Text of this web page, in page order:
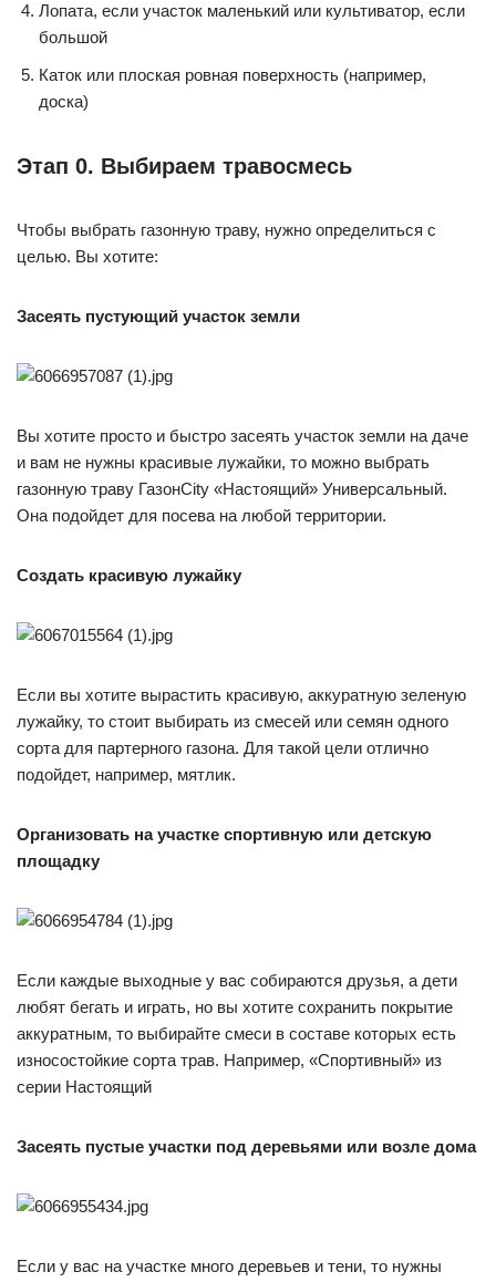
Лопата, если участок маленький или культиватор, если
большой
Каток или плоская ровная поверхность (например,
доска)
Этап 0. Выбираем травосмесь
Чтобы выбрать газонную траву, нужно определиться с
целью. Вы хотите:
Засеять пустующий участок земли
Вы хотите просто и быстро засеять участок земли на даче
и вам не нужны красивые лужайки, то можно выбрать
газонную траву ГазонCity «Настоящий» Универсальный.
Она подойдет для посева на любой территории.
Создать красивую лужайку
Если вы хотите вырастить красивую, аккуратную зеленую
лужайку, то стоит выбирать из смесей или семян одного
сорта для партерного газона. Для такой цели отлично
подойдет, например, мятлик.
Организовать на участке спортивную или детскую
площадку
Если каждые выходные у вас собираются друзья, а дети
любят бегать и играть, но вы хотите сохранить покрытие
аккуратным, то выбирайте смеси в составе которых есть
износостойкие сорта трав. Например, «Спортивный» из
серии Настоящий
Засеять пустые участки под деревьями или возле дома
Если у вас на участке много деревьев и тени, то нужны